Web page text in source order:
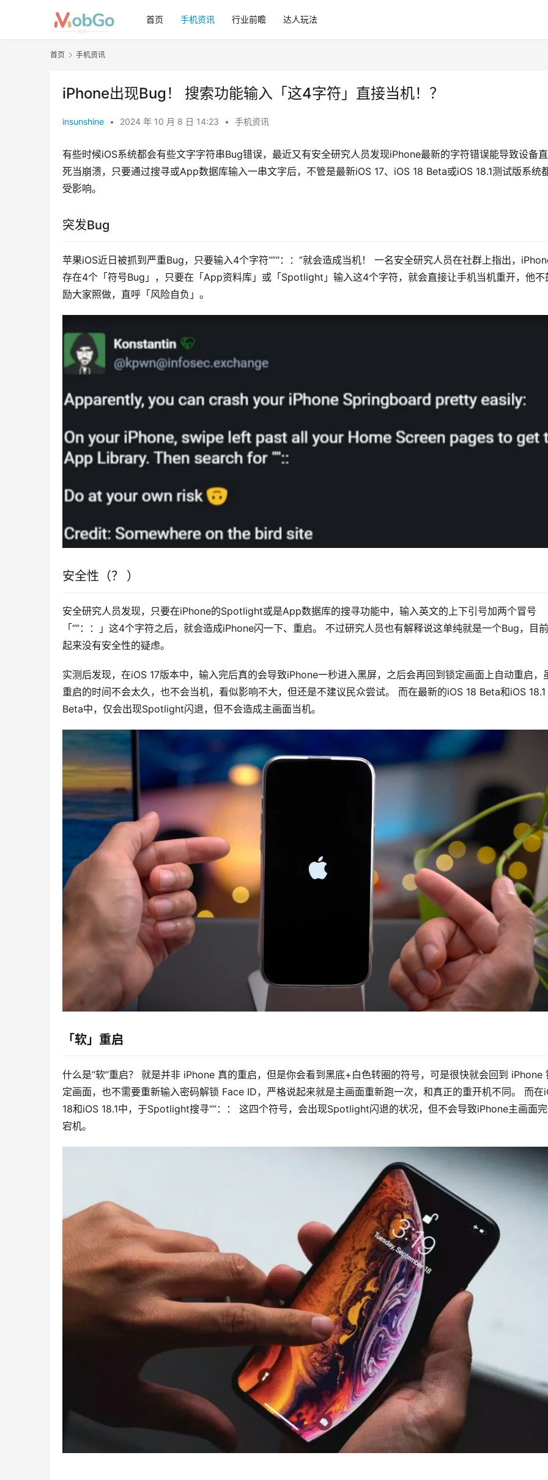
首页 手机资讯 行业前瞻 达人玩法
首页 手机资讯
iPhone出现Bug！ 搜索功能输入「这4字符」直接当机！？
insunshine • 2024 年 10 月 8 日 14:23 • 手机资讯
有些时候iOS系统都会有些文字字符串Bug错误，最近又有安全研究人员发现iPhone最新的字符错误能导致设备
死当崩溃，只要通过搜寻或App数据库输入一串文字后，不管是最新iOS 17、iOS 18 Beta或iOS 18.1测试版系统
受影响。
突发Bug
苹果iOS近日被抓到严重Bug，只要输入4个字符“”“：：”就会造成当机！ 一名安全研究人员在社群上指出，
存在4个「符号Bug」，只要在「App资料库」或「Spotlight」输入这4个字符，就会直接让手机当机重开，他不
励大家照做，直呼「风险自负」。
安全性（？ ）
安全研究人员发现，只要在iPhone的Spotlight或是App数据库的搜寻功能中，输入英文的上下引号加两个冒号
「“”：：」这4个字符之后，就会造成iPhone闪一下、重启。 不过研究人员也有解释说这单纯就是一个Bug，目
起来没有安全性的疑虑。
实测后发现，在iOS 17版本中，输入完后真的会导致iPhone一秒进入黑屏，之后会再回到锁定画面上自动重启，
重启的时间不会太久，也不会当机，看似影响不大，但还是不建议民众尝试。 而在最新的iOS 18 Beta和iOS 18.1
Beta中，仅会出现Spotlight闪退，但不会造成主画面当机。
「软」重启
什么是“软”重启？ 就是并非 iPhone 真的重启，但是你会看到黑底+白色转圈的符号，可是很快就会回到 iPhone
定画面，也不需要重新输入密码解锁 Face ID，严格说起来就是主画面重新跑一次，和真正的重开机不同。 而在
18和iOS 18.1中，于Spotlight搜寻“”：： 这四个符号，会出现Spotlight闪退的状况，但不会导致iPhone主画面
宕机。